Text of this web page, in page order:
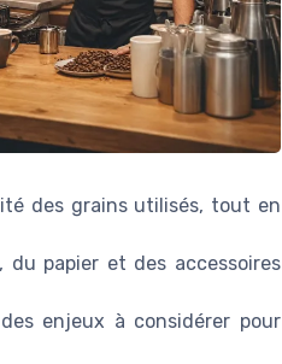
des grains utilisés, tout en
papier et des accessoires
enjeux à considérer pour